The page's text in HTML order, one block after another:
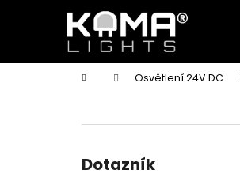
Domů Osvětlení 24V DC
Dotazník
í
Zpět
do
Zpět
do